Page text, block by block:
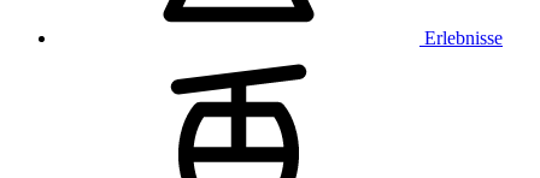
Erlebnisse